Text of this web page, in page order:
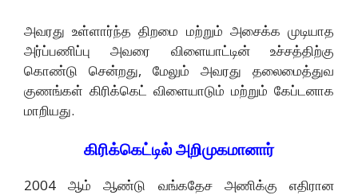
அவரது உள்ளார்ந்த திறமை மற்றும் அசைக்க முடியாத
அர்ப்பணிப்பு அவரை விளையாட்டின் உச்சத்திற்கு
கொண்டு சென்றது, மேலும் அவரது தலைமைத்துவ
குணங்கள் கிரிக்கெட் விளையாடும் மற்றும் கேப்டனாக
மாறியது.
கிரிக்கெட்டில் அறிமுகமானார்
2004 ஆம் ஆண்டு வங்கதேச அணிக்கு எதிரான